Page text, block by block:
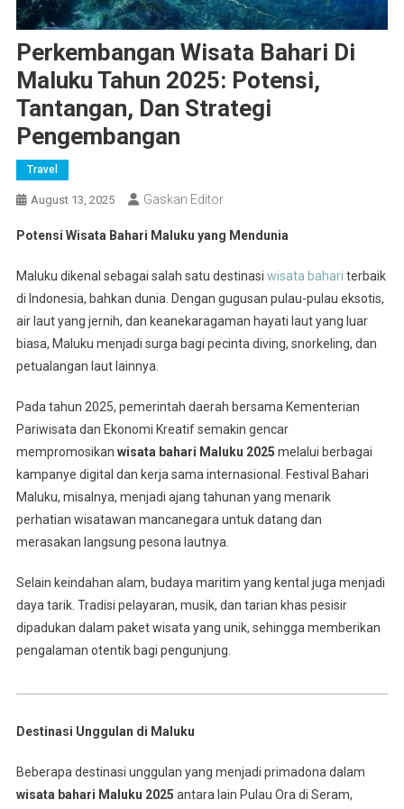
Perkembangan Wisata Bahari Di
Maluku Tahun 2025: Potensi,
Tantangan, Dan Strategi
Pengembangan
Travel
August 13, 2025 Gaskan Editor
Potensi Wisata Bahari Maluku yang Mendunia
Maluku dikenal sebagai salah satu destinasi wisata bahari terbaik
di Indonesia, bahkan dunia. Dengan gugusan pulau-pulau eksotis,
air laut yang jernih, dan keanekaragaman hayati laut yang luar
biasa, Maluku menjadi surga bagi pecinta diving, snorkeling, dan
petualangan laut lainnya.
Pada tahun 2025, pemerintah daerah bersama Kementerian
Pariwisata dan Ekonomi Kreatif semakin gencar
mempromosikan wisata bahari Maluku 2025 melalui berbagai
kampanye digital dan kerja sama internasional. Festival Bahari
Maluku, misalnya, menjadi ajang tahunan yang menarik
perhatian wisatawan mancanegara untuk datang dan
merasakan langsung pesona lautnya.
Selain keindahan alam, budaya maritim yang kental juga menjadi
daya tarik. Tradisi pelayaran, musik, dan tarian khas pesisir
dipadukan dalam paket wisata yang unik, sehingga memberikan
pengalaman otentik bagi pengunjung.
Destinasi Unggulan di Maluku
Beberapa destinasi unggulan yang menjadi primadona dalam
wisata bahari Maluku 2025 antara lain Pulau Ora di Seram,